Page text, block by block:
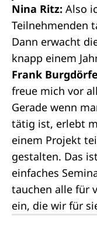
Nina Ritz: Also
Teilnehmenden
Dann erwacht
knapp einem
Frank
freue mich vor
Gerade wenn
tätig ist, erlebt
einem Projekt
gestalten. Das
einfaches
tauchen alle für
ein, die wir für